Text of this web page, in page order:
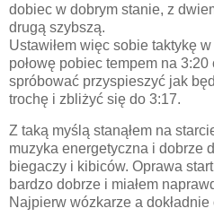
dobiec w dobrym stanie, z
drugą szybszą.
Ustawiłem więc sobie taktykę
połowę pobiec tempem na
spróbować przyspieszyć jak
trochę i zbliżyć się do 3:17.
Z taką myślą stanąłem na
muzyka energetyczna i dobrze
biegaczy i kibiców. Oprawa
bardzo dobrze i miałem
Najpierw wózkarze a dokładnie